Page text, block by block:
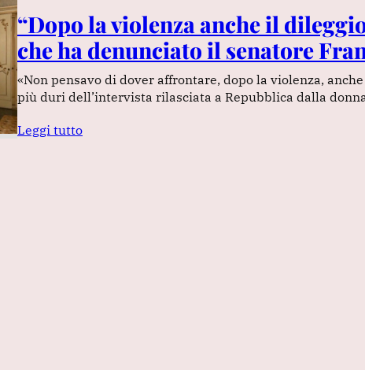
“Dopo la violenza anche il
che ha denunciato il senatore
«Non pensavo di dover affrontare, dopo la violenza,
più duri dell’intervista rilasciata a Repubblica dalla
Leggi tutto